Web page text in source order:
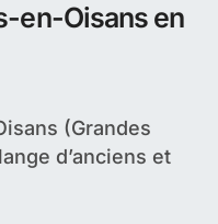
Oisans en
d’anciens et